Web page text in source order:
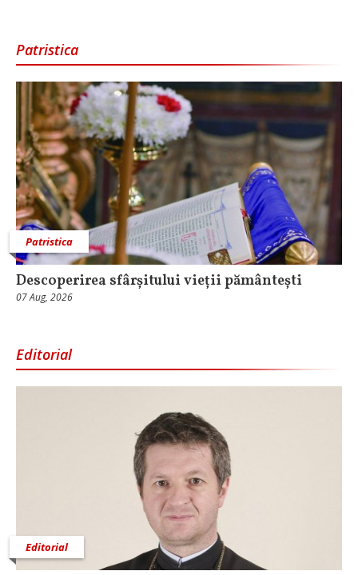
Patristica
Patristica
Descoperirea sfârșitului vieții pământești
07 Aug, 2026
Editorial
Editorial